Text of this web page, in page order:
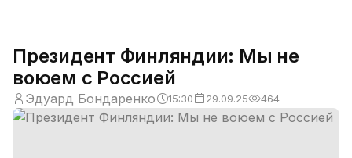
Президент Финляндии: Мы не
воюем с Россией
Эдуард Бондаренко 15:30 29.09.25 464